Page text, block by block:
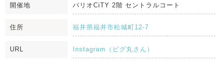
開催地 パリオCiTY 2階 セントラルコート
住所 福井県福井市松城町12-7
URL Instagram（ピグ丸さん）